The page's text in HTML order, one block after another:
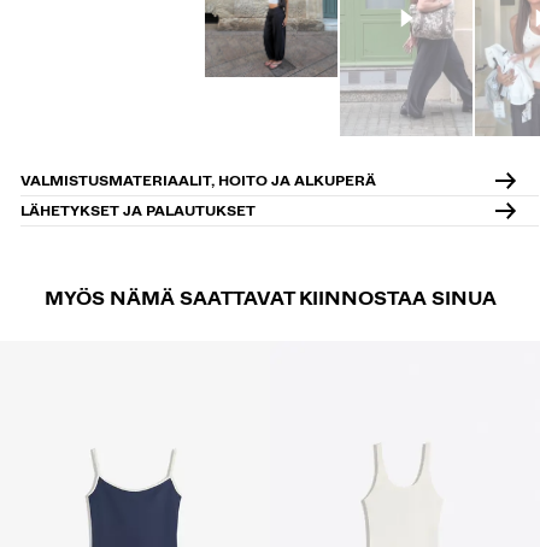
VALMISTUSMATERIAALIT, HOITO JA ALKUPERÄ
LÄHETYKSET JA PALAUTUKSET
MYÖS NÄMÄ SAATTAVAT KIINNOSTAA SINUA